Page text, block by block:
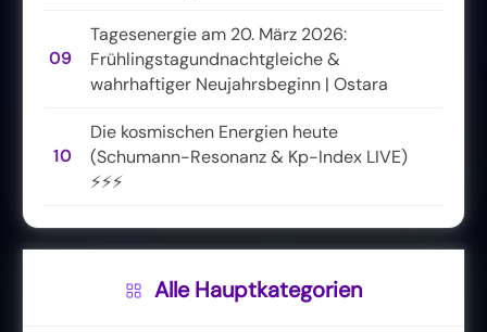
09
Tagesenergie am 20. März 2026:
Frühlingstagundnachtgleiche &
wahrhaftiger Neujahrsbeginn | Ostara
10
Die kosmischen Energien heute
(Schumann-Resonanz & Kp-Index LIVE)
⚡⚡⚡
Alle Hauptkategorien